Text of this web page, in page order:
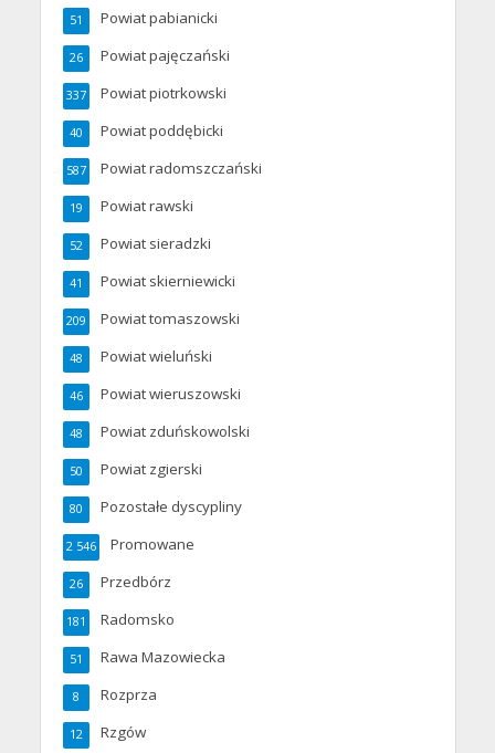
Powiat pabianicki
51
Powiat pajęczański
26
Powiat piotrkowski
337
Powiat poddębicki
40
Powiat radomszczański
587
Powiat rawski
19
Powiat sieradzki
52
Powiat skierniewicki
41
Powiat tomaszowski
209
Powiat wieluński
48
Powiat wieruszowski
46
Powiat zduńskowolski
48
Powiat zgierski
50
Pozostałe dyscypliny
80
Promowane
2 546
Przedbórz
26
Radomsko
181
Rawa Mazowiecka
51
Rozprza
8
Rzgów
12